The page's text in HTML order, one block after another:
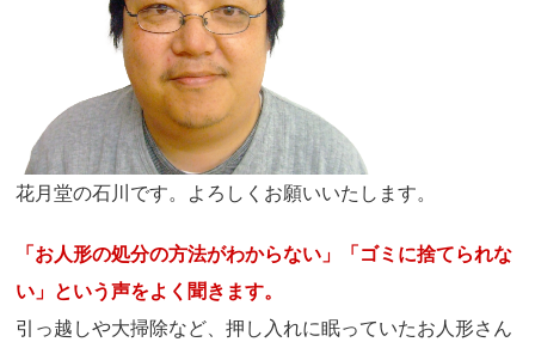
花月堂の石川です。よろしくお願いいたします。
「お人形の処分の方法がわからない」「ゴミに捨てられな
い」という声をよく聞きます。
引っ越しや大掃除など、押し入れに眠っていたお人形さん